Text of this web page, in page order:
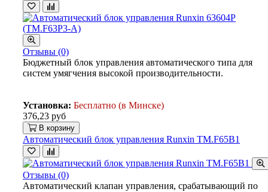
Отзывы (0)
Бюджетный блок управления автоматического типа для
систем умягчения высокой производительности.
Установка: Бесплатно (в Минске)
376,23 руб
В корзину
Автоматический блок управления Runxin TM.F65B1
Отзывы (0)
Автоматический клапан управления, срабатывающий по